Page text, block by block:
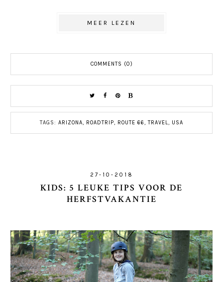
MEER LEZEN
COMMENTS (0)
TAGS: ARIZONA ROADTRIP ROUTE 66 ,TRAVEL USA
27-10-2018
KIDS: 5 LEUKE TIPS VOOR DE
HERFSTVAKANTIE